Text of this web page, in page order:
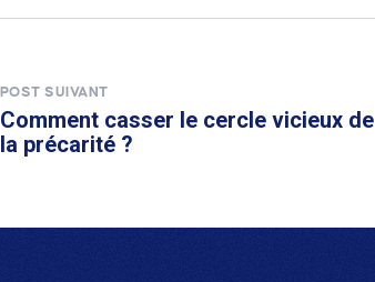
POST SUIVANT
Comment casser le cercle vicieux de
la précarité ?